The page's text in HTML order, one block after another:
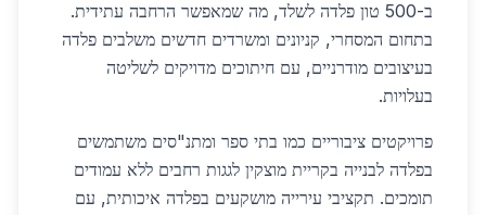
ב-500 טון פלדה לשלד, מה שמאפשר הרחבה עתידית.
בתחום המסחרי, קניונים ומשרדים חדשים משלבים פלדה
בעיצובים מודרניים, עם חיתוכים מדויקים לשליטה
בעלויות.
פרויקטים ציבוריים כמו בתי ספר ומתנ"סים משתמשים
בפלדה לבנייה בקריית מוצקין לגגות רחבים ללא עמודים
תומכים. תקציבי עירייה מושקעים בפלדה איכותית, עם